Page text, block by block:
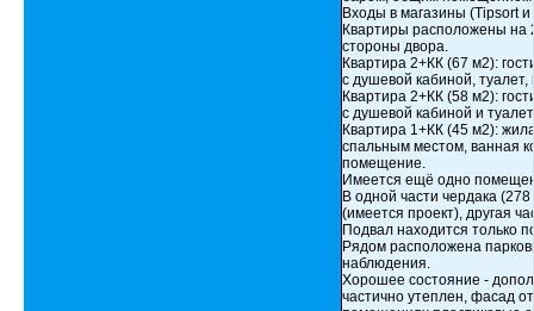
Входы в магазины (Tipsort
Квартиры расположены на
стороны двора.
Квартира 2+КК (67 м2):
с душевой кабиной,
Квартира 2+КК (58 м2):
с душевой кабиной и
Квартира 1+КК (45 м2):
спальным местом, ванная
помещение.
Имеется ещё одно
В одной части чердака
(имеется проект), другая
Подвал находится только
Рядом расположена
наблюдения.
Хорошее состояние -
частично утеплен, фасад